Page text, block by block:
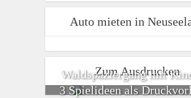
Auto mieten in
Zum Ausdrucken
Waldspaziergang mit
3 Spielideen als